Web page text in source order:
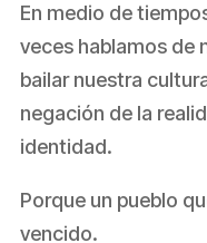
En medio de
veces hablamos de
bailar nuestra
negación de la
identidad.
Porque un pueblo
vencido.